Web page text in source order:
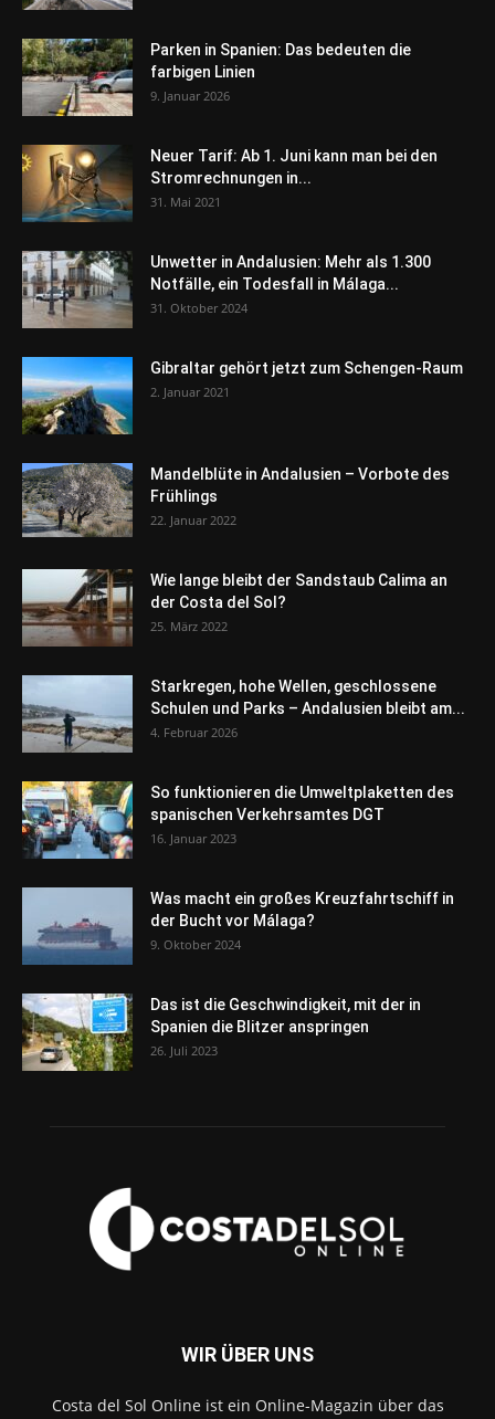
Parken in Spanien: Das bedeuten die
farbigen Linien
9. Januar 2026
Neuer Tarif: Ab 1. Juni kann man bei den
Stromrechnungen in...
31. Mai 2021
Unwetter in Andalusien: Mehr als 1.300
Notfälle, ein Todesfall in Málaga...
31. Oktober 2024
Gibraltar gehört jetzt zum Schengen-Raum
2. Januar 2021
Mandelblüte in Andalusien – Vorbote des
Frühlings
22. Januar 2022
Wie lange bleibt der Sandstaub Calima an
der Costa del Sol?
25. März 2022
Starkregen, hohe Wellen, geschlossene
Schulen und Parks – Andalusien bleibt am...
4. Februar 2026
So funktionieren die Umweltplaketten des
spanischen Verkehrsamtes DGT
16. Januar 2023
Was macht ein großes Kreuzfahrtschiff in
der Bucht vor Málaga?
9. Oktober 2024
Das ist die Geschwindigkeit, mit der in
Spanien die Blitzer anspringen
26. Juli 2023
WIR ÜBER UNS
Costa del Sol Online ist ein Online-Magazin über das